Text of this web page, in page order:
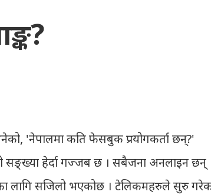
'नेपालमा कति फेसबुक प्रयोगकर्ता छन्?'
हेर्दा गज्जब छ । सबैजना अनलाइन छन्
सजिलो भएकोछ । टेलिकमहरुले सुरु